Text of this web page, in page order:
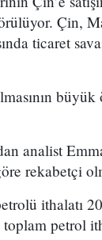
Çin,
ticaret
analist
rekabetçi
ithalatı
petrol